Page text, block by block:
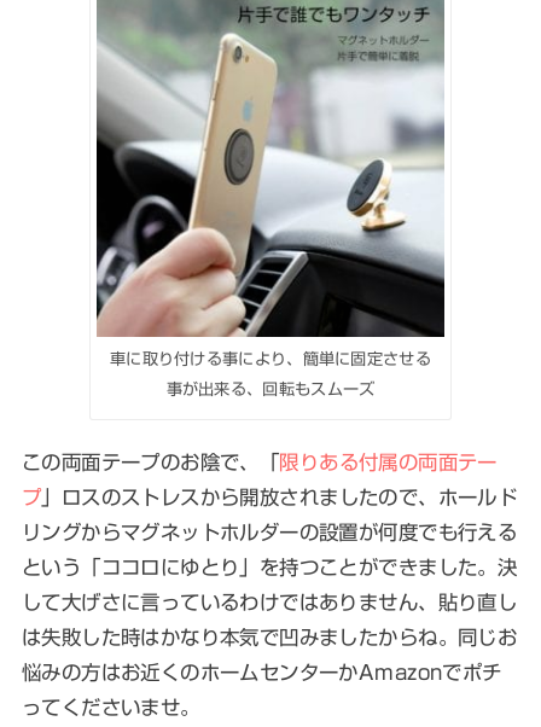
車に取り付ける事により、簡単に固定させる
事が出来る、回転もスムーズ
この両面テープのお陰で、「限りある付属の両面テー
プ」ロスのストレスから開放されましたので、ホールド
リングからマグネットホルダーの設置が何度でも行える
という「ココロにゆとり」を持つことができました。決
して大げさに言っているわけではありません、貼り直し
は失敗した時はかなり本気で凹みましたからね。同じお
悩みの方はお近くのホームセンターかAmazonでポチ
ってくださいませ。